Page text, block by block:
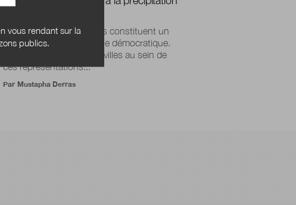
Les élections municipales constituent un
moment essentiel de la vie démocratique.
Ce qui se joue dans nos villes au sein de
ces représentations...
Par Mustapha Derras
vous rendant sur la
publics.